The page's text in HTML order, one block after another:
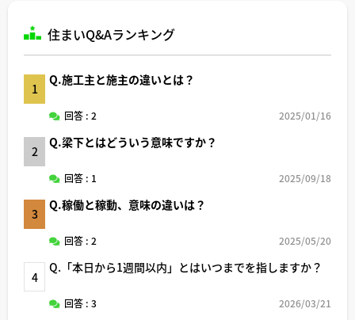
住まいQ&Aランキング
1
Q.施工主と施主の違いとは？
回答 : 2 2025/01/16
2
Q.梁下とはどういう意味ですか？
回答 : 1 2025/09/18
3
Q.稼働と稼動、意味の違いは？
回答 : 2 2025/05/20
4
Q.「本日から1週間以内」とはいつまでを指しますか？
回答 : 3 2026/03/21